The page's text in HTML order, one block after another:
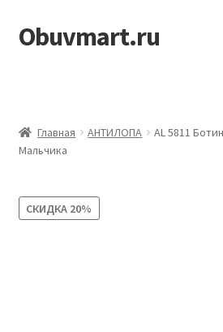
Перейти
к
Перейти
к
Obuvmart.ru
Главная АHТИЛОПА
AL 5811
Мальчика
СКИДКА 20%